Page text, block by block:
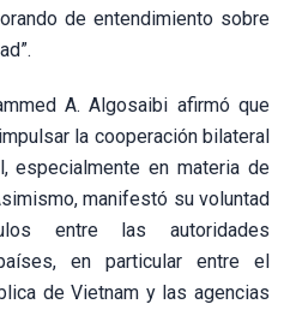
de entendimiento sobre
A. Algosaibi afirmó que
la cooperación bilateral
especialmente en materia de
manifestó su voluntad
entre las autoridades
en particular entre el
de Vietnam y las agencias